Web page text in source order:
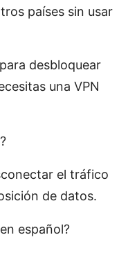
países sin usar
desbloquear
una VPN
el tráfico
de datos.
español?